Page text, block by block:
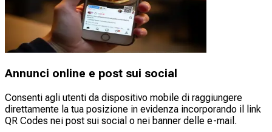
Annunci online e post sui social
Consenti agli utenti da dispositivo mobile di raggiungere
direttamente la tua posizione in evidenza incorporando il link
QR Codes nei post sui social o nei banner delle e-mail.